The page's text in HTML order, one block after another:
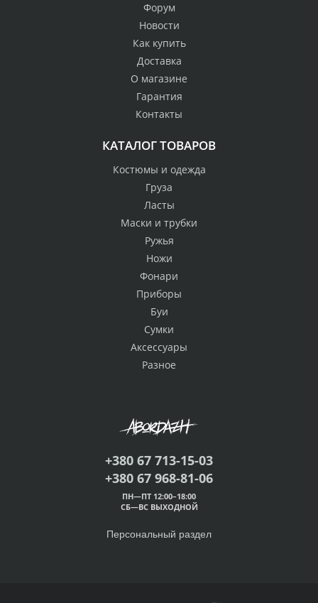
Форум
Новости
Как купить
Доставка
О магазине
Гарантия
Контакты
КАТАЛОГ ТОВАРОВ
Костюмы и одежда
Груза
Ласты
Маски и трубки
Ружья
Ножи
Фонари
Приборы
Буи
Сумки
Аксессуары
Разное
+380 67 713-15-03
+380 67 968-81-06
ПН—ПТ 12:00–18:00
СБ—ВС ВЫХОДНОЙ
Персональный раздел